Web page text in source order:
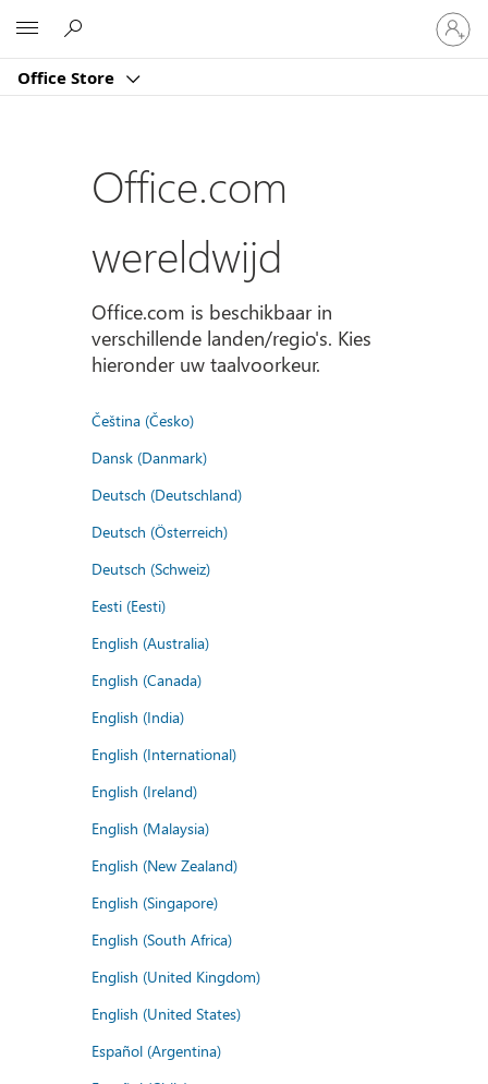
Office Store
Meld
je
aan
je
Office.com
wereldwijd
Office.com is beschikbaar in
verschillende landen/regio's. Kies
hieronder uw taalvoorkeur.
Čeština (Česko)
Dansk (Danmark)
Deutsch (Deutschland)
Deutsch (Österreich)
Deutsch (Schweiz)
Eesti (Eesti)
English (Australia)
English (Canada)
English (India)
English (International)
English (Ireland)
English (Malaysia)
English (New Zealand)
English (Singapore)
English (South Africa)
English (United Kingdom)
English (United States)
Español (Argentina)